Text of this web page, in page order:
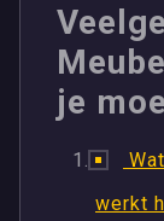
je
werkt